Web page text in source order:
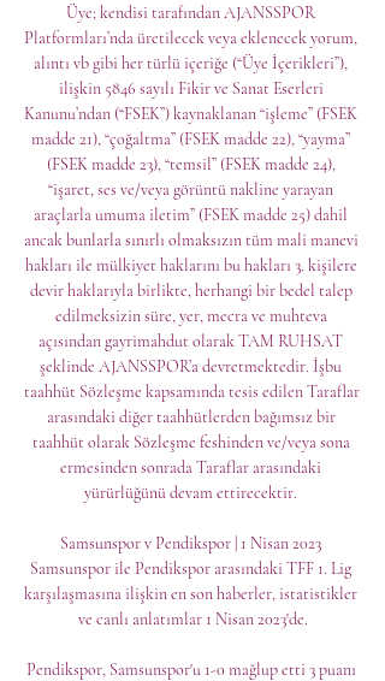
Üye; kendisi tarafından AJANSSPOR
Platformları’nda üretilecek veya eklenecek yorum,
alıntı vb gibi her türlü içeriğe (“Üye İçerikleri”),
ilişkin 5846 sayılı Fikir ve Sanat Eserleri
Kanunu’ndan (“FSEK”) kaynaklanan “işleme” (FSEK
madde 21), “çoğaltma” (FSEK madde 22), “yayma”
(FSEK madde 23), “temsil” (FSEK madde 24),
“işaret, ses ve/veya görüntü nakline yarayan
araçlarla umuma iletim” (FSEK madde 25) dahil
ancak bunlarla sınırlı olmaksızın tüm mali manevi
hakları ile mülkiyet haklarını bu hakları 3. kişilere
devir haklarıyla birlikte, herhangi bir bedel talep
edilmeksizin süre, yer, mecra ve muhteva
açısından gayrimahdut olarak TAM RUHSAT
şeklinde AJANSSPOR’a devretmektedir. İşbu
taahhüt Sözleşme kapsamında tesis edilen Taraflar
arasındaki diğer taahhütlerden bağımsız bir
taahhüt olarak Sözleşme feshinden ve/veya sona
ermesinden sonrada Taraflar arasındaki
yürürlüğünü devam ettirecektir.
Samsunspor v Pendikspor | 1 Nisan 2023
Samsunspor ile Pendikspor arasındaki TFF 1. Lig
karşılaşmasına ilişkin en son haberler, istatistikler
ve canlı anlatımlar 1 Nisan 2023'de.
Pendikspor, Samsunspor'u 1-0 mağlup etti 3 puanı